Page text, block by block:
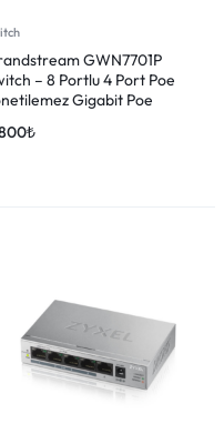
GWN7701P
– 8 Portlu 4 Port Poe
Gigabit Poe
₺